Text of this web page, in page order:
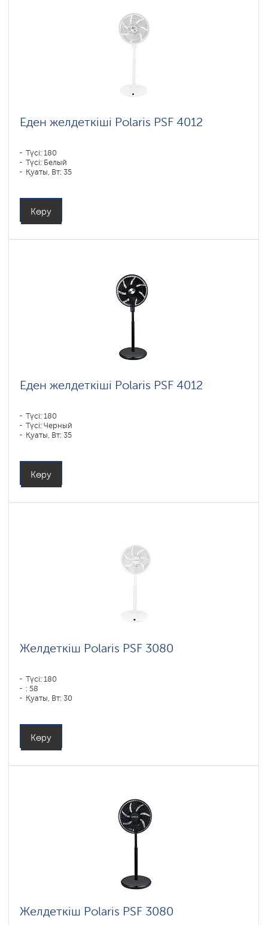
Еден желдеткіші Polaris PSF 4012
Түсі: 180
Түсі: Белый
Қуаты, Вт: 35
Көру
Еден желдеткіші Polaris PSF 4012
Түсі: 180
Түсі: Черный
Қуаты, Вт: 35
Көру
Желдеткіш Polaris PSF 3080
Түсі: 180
: 58
Қуаты, Вт: 30
Көру
Желдеткіш Polaris PSF 3080